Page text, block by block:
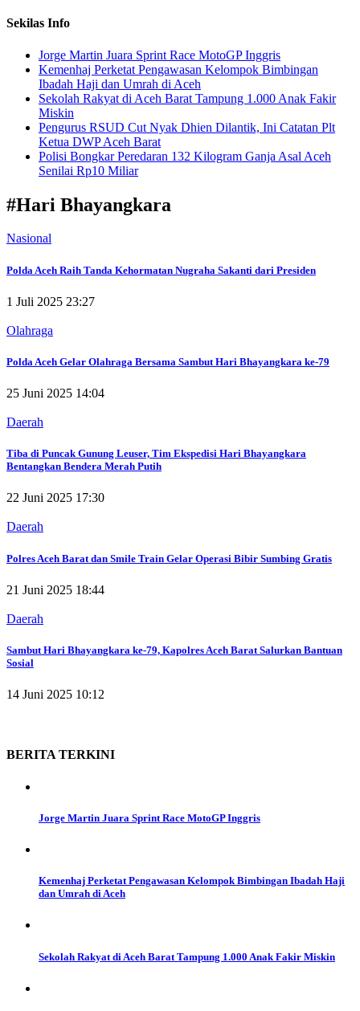
Sekilas Info
Jorge Martin Juara Sprint Race MotoGP Inggris
Kemenhaj Perketat Pengawasan Kelompok Bimbingan
Ibadah Haji dan Umrah di Aceh
Sekolah Rakyat di Aceh Barat Tampung 1.000 Anak Fakir
Miskin
Pengurus RSUD Cut Nyak Dhien Dilantik, Ini Catatan Plt
Ketua DWP Aceh Barat
Polisi Bongkar Peredaran 132 Kilogram Ganja Asal Aceh
Senilai Rp10 Miliar
#Hari Bhayangkara
Nasional
Polda Aceh Raih Tanda Kehormatan Nugraha Sakanti dari Presiden
1 Juli 2025 23:27
Olahraga
Polda Aceh Gelar Olahraga Bersama Sambut Hari Bhayangkara ke-79
25 Juni 2025 14:04
Daerah
Tiba di Puncak Gunung Leuser, Tim Ekspedisi Hari Bhayangkara
Bentangkan Bendera Merah Putih
22 Juni 2025 17:30
Daerah
Polres Aceh Barat dan Smile Train Gelar Operasi Bibir Sumbing Gratis
21 Juni 2025 18:44
Daerah
Sambut Hari Bhayangkara ke-79, Kapolres Aceh Barat Salurkan Bantuan
Sosial
14 Juni 2025 10:12
BERITA TERKINI
Jorge Martin Juara Sprint Race MotoGP Inggris
Kemenhaj Perketat Pengawasan Kelompok Bimbingan Ibadah Haji
dan Umrah di Aceh
Sekolah Rakyat di Aceh Barat Tampung 1.000 Anak Fakir Miskin